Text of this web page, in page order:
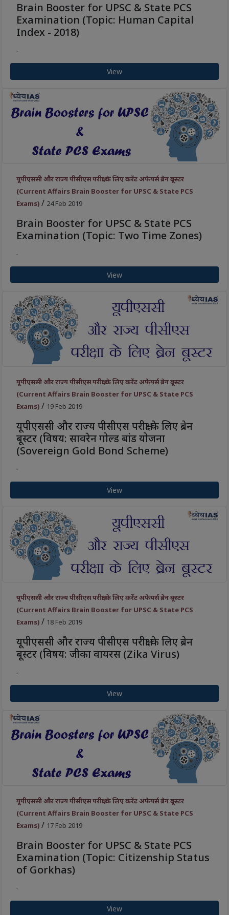
Brain Booster for UPSC & State PCS
Examination (Topic: Human Capital
Index - 2018)
.
View
यूपीएससी और राज्य पीसीएस परीक्षा के लिए करेंट अफेयर्स ब्रेन बूस्टर
(Current Affairs Brain Booster for UPSC & State PCS
Exams) / 24 Feb 2019
Brain Booster for UPSC & State PCS
Examination (Topic: Two Time Zones)
.
View
यूपीएससी और राज्य पीसीएस परीक्षा के लिए करेंट अफेयर्स ब्रेन बूस्टर
(Current Affairs Brain Booster for UPSC & State PCS
Exams) / 19 Feb 2019
यूपीएससी और राज्य पीसीएस परीक्षा के लिए ब्रेन
बूस्टर (विषय: सावरेन गोल्ड बांड योजना
(Sovereign Gold Bond Scheme)
.
View
यूपीएससी और राज्य पीसीएस परीक्षा के लिए करेंट अफेयर्स ब्रेन बूस्टर
(Current Affairs Brain Booster for UPSC & State PCS
Exams) / 18 Feb 2019
यूपीएससी और राज्य पीसीएस परीक्षा के लिए ब्रेन
बूस्टर (विषय: जीका वायरस (Zika Virus)
.
View
यूपीएससी और राज्य पीसीएस परीक्षा के लिए करेंट अफेयर्स ब्रेन बूस्टर
(Current Affairs Brain Booster for UPSC & State PCS
Exams) / 17 Feb 2019
Brain Booster for UPSC & State PCS
Examination (Topic: Citizenship Status
of Gorkhas)
.
View